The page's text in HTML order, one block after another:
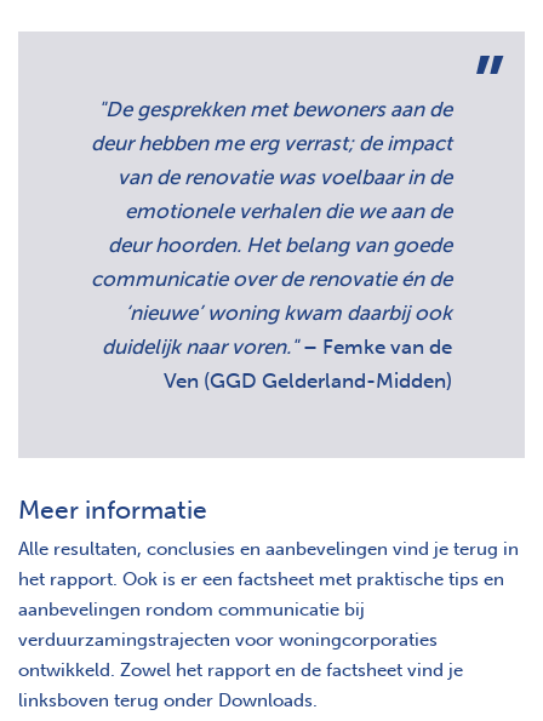
"De gesprekken met bewoners aan de
deur hebben me erg verrast; de impact
van de renovatie was voelbaar in de
emotionele verhalen die we aan de
deur hoorden. Het belang van goede
communicatie over de renovatie én de
‘nieuwe’ woning kwam daarbij ook
duidelijk naar voren."– Femke van de
Ven (GGD Gelderland-Midden)
Meer informatie
Alle resultaten, conclusies en aanbevelingen vind je terug in
het rapport. Ook is er een factsheet met praktische tips en
aanbevelingen rondom communicatie bij
verduurzamingstrajecten voor woningcorporaties
ontwikkeld. Zowel het rapport en de factsheet vind je
linksboven terug onder Downloads.